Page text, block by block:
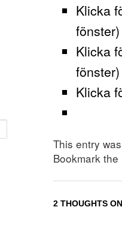
Klicka
fönster)
Klicka
fönster)
Klicka
This entry
Bookmark the
2 THOUGHTS